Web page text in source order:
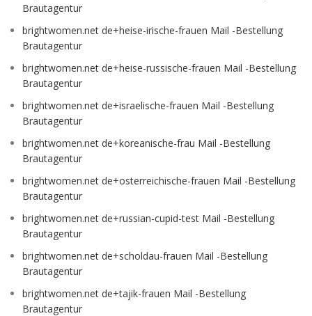
Brautagentur
brightwomen.net de+heise-irische-frauen Mail -Bestellung
Brautagentur
brightwomen.net de+heise-russische-frauen Mail -Bestellung
Brautagentur
brightwomen.net de+israelische-frauen Mail -Bestellung
Brautagentur
brightwomen.net de+koreanische-frau Mail -Bestellung
Brautagentur
brightwomen.net de+osterreichische-frauen Mail -Bestellung
Brautagentur
brightwomen.net de+russian-cupid-test Mail -Bestellung
Brautagentur
brightwomen.net de+scholdau-frauen Mail -Bestellung
Brautagentur
brightwomen.net de+tajik-frauen Mail -Bestellung
Brautagentur